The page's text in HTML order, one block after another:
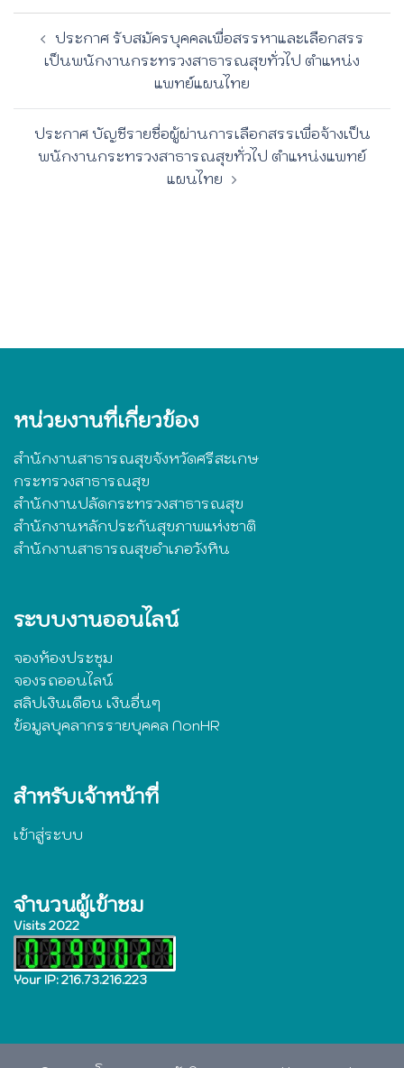
navigation
ประกาศ รับสมัครบุคคลเพื่อสรรหาและเลือกสรร
เป็นพนักงานกระทรวงสาธารณสุขทั่วไป ตำแหน่ง
แพทย์แผนไทย
ประกาศ บัญชีรายชื่อผู้ผ่านการเลือกสรรเพื่อจ้างเป็น
พนักงานกระทรวงสาธารณสุขทั่วไป ตำแหน่งแพทย์
แผนไทย
หน่วยงานที่เกี่ยวข้อง
สำนักงานสาธารณสุขจังหวัดศรีสะเกษ
กระทรวงสาธารณสุข
สำนักงานปลัดกระทรวงสาธารณสุข
สำนักงานหลักประกันสุขภาพแห่งชาติ
สำนักงานสาธารณสุขอำเภอวังหิน
ระบบงานออนไลน์
จองห้องประชุม
จองรถออนไลน์
สลิปเงินเดือน เงินอื่นๆ
ข้อมูลบุคลากรรายบุคคล NonHR
สำหรับเจ้าหน้าที่
เข้าสู่ระบบ
จำนวนผู้เข้าชม
Visits 2022
Your IP: 216.73.216.223